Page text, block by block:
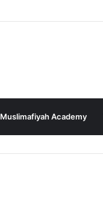
Muslimafiyah Academy